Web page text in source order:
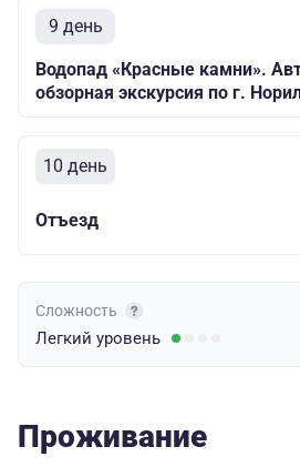
9 день
Водопад «Красные камни».
обзорная экскурсия по г.
10 день
Отъезд
Сложность
Легкий уровень
Проживание